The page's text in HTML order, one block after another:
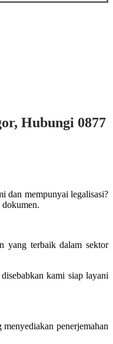
Hubungi 0877
dan mempunyai legalisasi?
dokumen.
yang terbaik dalam sektor
kami siap layani
penerjemahan